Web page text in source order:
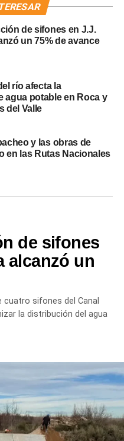
de sifones en J.J.
un 75% de avance
río afecta la
agua potable en Roca y
del Valle
y las obras de
en las Rutas Nacionales
de sifones
alcanzó un
sifones del Canal
la distribución del agua